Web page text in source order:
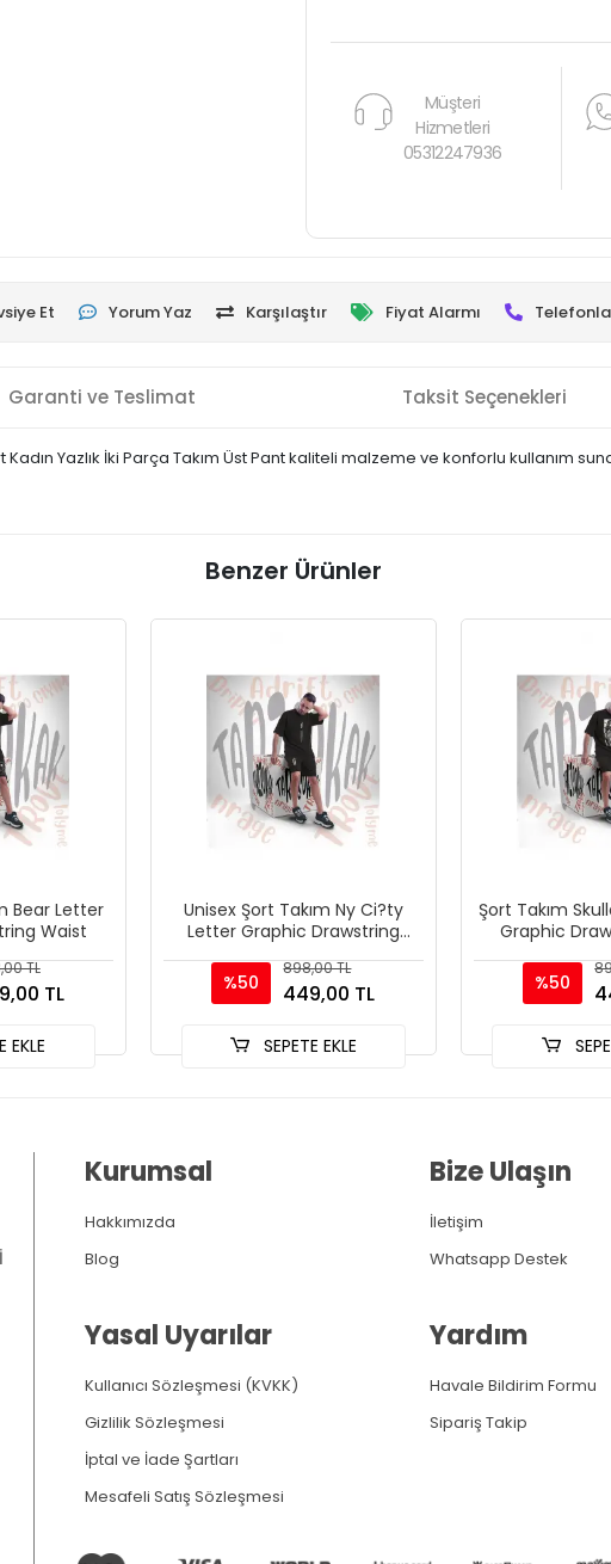
Müşteri
Hizmetleri
05312247936
Et Yorum Yaz Karşılaştır Fiyat Alarmı
Garanti ve Teslimat Taksit Seçenekleri
Yazlık İki Parça Takım Üst Pant kaliteli malzeme ve konforlu kullanım
Benzer Ürünler
Bear Letter
Waist
TL
TL
EKLE
Unisex Şort Takım Ny Ci?ty
Letter Graphic Drawstring
%50
898,00 TL
449,00 TL
SEPETE EKLE
Şort Takım
Graphic
%50
Kurumsal
Hakkımızda
Blog
Yasal Uyarılar
Kullanıcı Sözleşmesi (KVKK)
Gizlilik Sözleşmesi
İptal ve İade Şartları
Mesafeli Satış Sözleşmesi
Bize Ulaşın
İletişim
Whatsapp Destek
Yardım
Havale Bildirim Formu
Sipariş Takip